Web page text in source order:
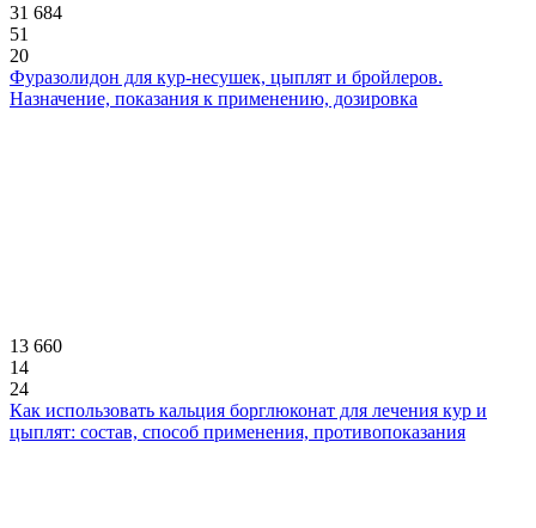
31 684
51
20
Фуразолидон для кур-несушек, цыплят и бройлеров.
Назначение, показания к применению, дозировка
13 660
14
24
Как использовать кальция борглюконат для лечения кур и
цыплят: состав, способ применения, противопоказания